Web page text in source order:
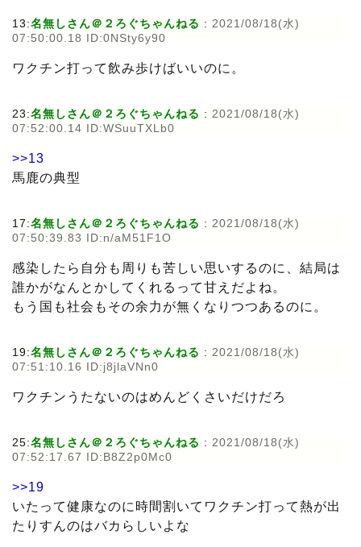
13:名無しさん＠２ろぐちゃんねる : 2021/08/18(水)
07:50:00.18 ID:0NSty6y90
ワクチン打って飲み歩けばいいのに。
23:名無しさん＠２ろぐちゃんねる : 2021/08/18(水)
07:52:00.14 ID:WSuuTXLb0
>>13
馬鹿の典型
17:名無しさん＠２ろぐちゃんねる : 2021/08/18(水)
07:50:39.83 ID:n/aM51F1O
感染したら自分も周りも苦しい思いするのに、結局は
誰かがなんとかしてくれるって甘えだよね。
もう国も社会もその余力が無くなりつつあるのに。
19:名無しさん＠２ろぐちゃんねる : 2021/08/18(水)
07:51:10.16 ID:j8jlaVNn0
ワクチンうたないのはめんどくさいだけだろ
25:名無しさん＠２ろぐちゃんねる : 2021/08/18(水)
07:52:17.67 ID:B8Z2p0Mc0
>>19
いたって健康なのに時間割いてワクチン打って熱が出
たりすんのはバカらしいよな